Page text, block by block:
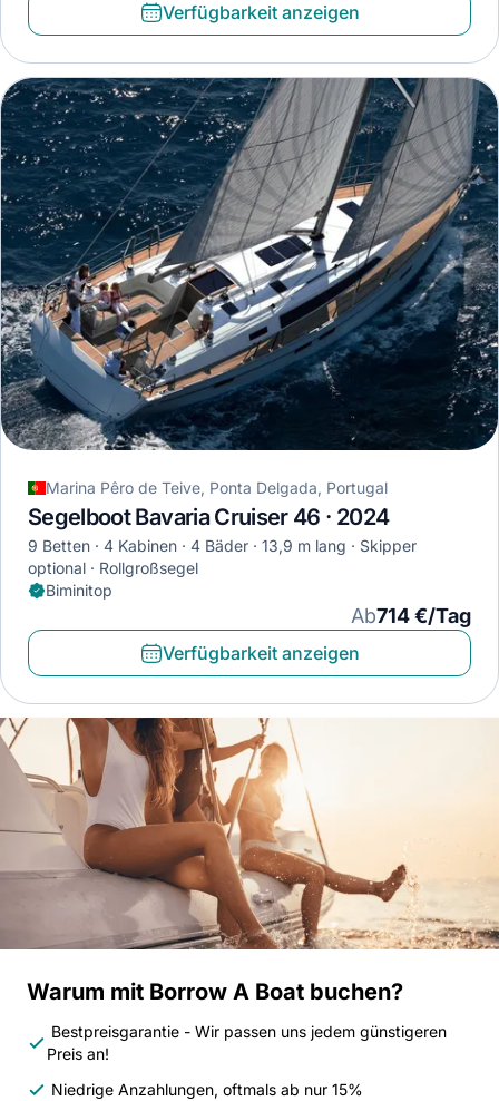
Verfügbarkeit anzeigen
Marina Pêro de Teive, Ponta Delgada, Portugal
Segelboot Bavaria Cruiser 46 · 2024
9 Betten 4 Kabinen 4 Bäder 13,9 m lang
Skipper
optional
Rollgroßsegel
Biminitop
Ab714 €/Tag
Verfügbarkeit anzeigen
Warum mit Borrow A Boat buchen?
Bestpreisgarantie - Wir passen uns jedem günstigeren
Preis an!
Niedrige Anzahlungen, oftmals ab nur 15%